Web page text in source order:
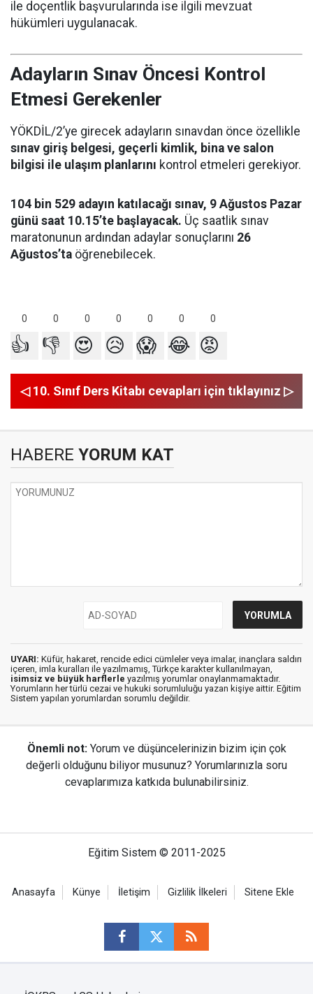
ile doçentlik başvurularında ise ilgili mevzuat
hükümleri uygulanacak.
Adayların Sınav Öncesi Kontrol
Etmesi Gerekenler
YÖKDİL/2’ye girecek adayların sınavdan önce özellikle
sınav giriş belgesi, geçerli kimlik, bina ve salon
bilgisi ile ulaşım planlarını kontrol etmeleri gerekiyor.
104 bin 529 adayın katılacağı sınav, 9 Ağustos Pazar
günü saat 10.15’te başlayacak. Üç saatlik sınav
maratonunun ardından adaylar sonuçlarını 26
Ağustos’ta öğrenebilecek.
0 0 0 0 0 0 0
👍 👎 😍 😥 😱 😂 😡
◁ 10. Sınıf Ders Kitabı cevapları için tıklayınız ▷
HABERE YORUM KAT
UYARI: Küfür, hakaret, rencide edici cümleler veya imalar, inançlara saldırı
içeren, imla kuralları ile yazılmamış, Türkçe karakter kullanılmayan,
isimsiz ve büyük harflerle yazılmış yorumlar onaylanmamaktadır.
Yorumların her türlü cezai ve hukuki sorumluluğu yazan kişiye aittir. Eğitim
Sistem yapılan yorumlardan sorumlu değildir.
Önemli not: Yorum ve düşüncelerinizin bizim için çok
değerli olduğunu biliyor musunuz? Yorumlarınızla soru
cevaplarımıza katkıda bulunabilirsiniz.
Eğitim Sistem © 2011-2025
Anasayfa Künye İletişim Gizlilik İlkeleri Sitene Ekle